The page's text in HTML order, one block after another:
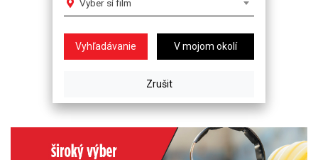
Vyber si film
V mojom okolí